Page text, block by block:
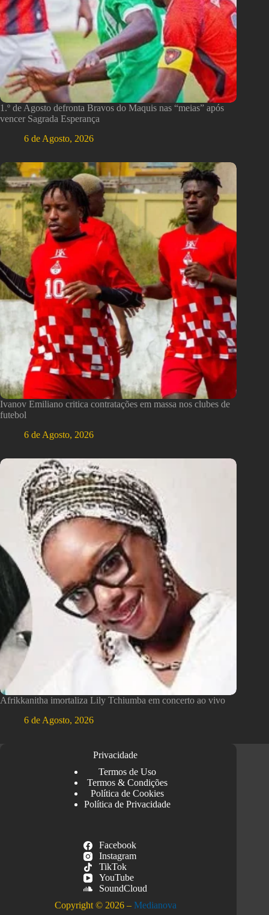
1.º de Agosto defronta Bravos do Maquis nas “meias” após
vencer Sagrada Esperança
6 de Agosto, 2026
Ivanov Emiliano critica contratações em massa nos clubes de
futebol
6 de Agosto, 2026
Afrikkanitha imortaliza Lily Tchiumba em concerto ao vivo
6 de Agosto, 2026
Privacidade
Termos de Uso
Termos & Condições
Política de Cookies
Política de Privacidade
Facebook
Instagram
TikTok
YouTube
SoundCloud
Copyright © 2026 – Medianova